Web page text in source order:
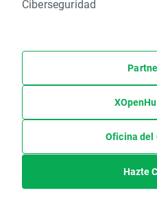
Ciberseguridad
Oficina del
Hazte